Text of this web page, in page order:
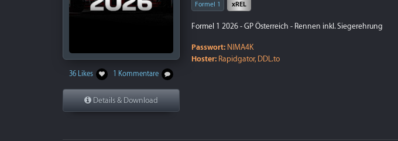
36 Likes 1 Kommentare
Details & Download
Formel 1 xREL
Formel 1 2026 - GP Österreich - Rennen inkl. Siegerehrung
Passwort: NIMA4K
Hoster: Rapidgator, DDL.to